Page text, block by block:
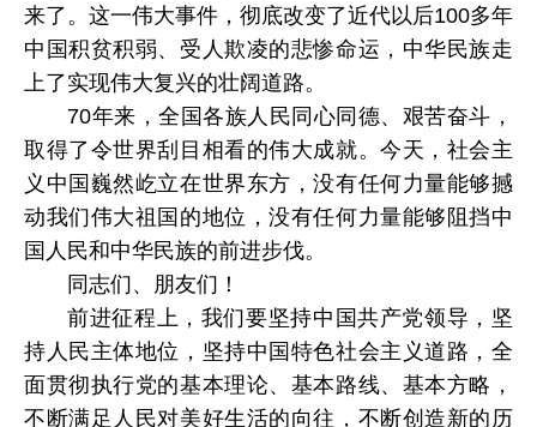
来了。这一伟大事件，彻底改变了近代以后100多年
中国积贫积弱、受人欺凌的悲惨命运，中华民族走
上了实现伟大复兴的壮阔道路。
70年来，全国各族人民同心同德、艰苦奋斗，
取得了令世界刮目相看的伟大成就。今天，社会主
义中国巍然屹立在世界东方，没有任何力量能够撼
动我们伟大祖国的地位，没有任何力量能够阻挡中
国人民和中华民族的前进步伐。
同志们、朋友们！
前进征程上，我们要坚持中国共产党领导，坚
持人民主体地位，坚持中国特色社会主义道路，全
面贯彻执行党的基本理论、基本路线、基本方略，
不断满足人民对美好生活的向往，不断创造新的历